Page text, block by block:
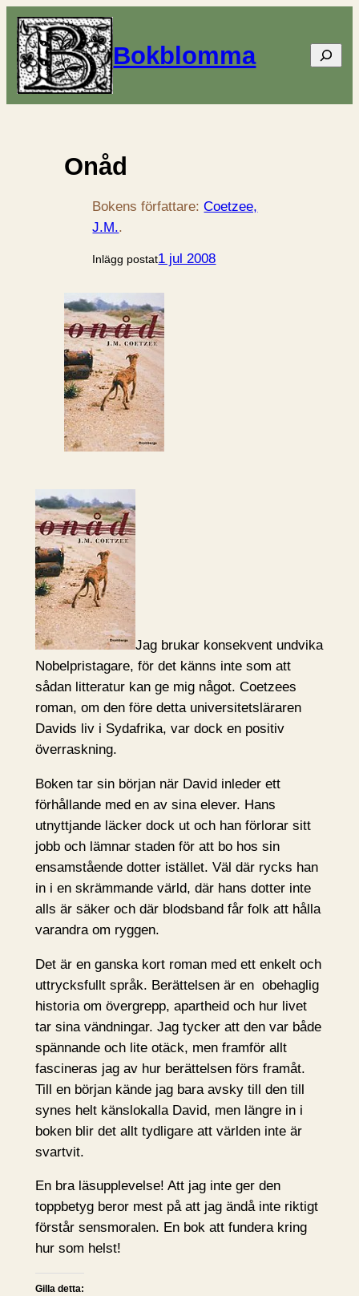
Bokblomma Sök
Onåd
Bokens författare:Coetzee,
J.M..
Inlägg postat1 jul 2008
Jag brukar konsekvent undvika
Nobelpristagare, för det känns inte som att
sådan litteratur kan ge mig något. Coetzees
roman, om den före detta universitetsläraren
Davids liv i Sydafrika, var dock en positiv
överraskning.
Boken tar sin början när David inleder ett
förhållande med en av sina elever. Hans
utnyttjande läcker dock ut och han förlorar sitt
jobb och lämnar staden för att bo hos sin
ensamstående dotter istället. Väl där rycks han
in i en skrämmande värld, där hans dotter inte
alls är säker och där blodsband får folk att hålla
varandra om ryggen.
Det är en ganska kort roman med ett enkelt och
uttrycksfullt språk. Berättelsen är en obehaglig
historia om övergrepp, apartheid och hur livet
tar sina vändningar. Jag tycker att den var både
spännande och lite otäck, men framför allt
fascineras jag av hur berättelsen förs framåt.
Till en början kände jag bara avsky till den till
synes helt känslokalla David, men längre in i
boken blir det allt tydligare att världen inte är
svartvit.
En bra läsupplevelse! Att jag inte ger den
toppbetyg beror mest på att jag ändå inte riktigt
förstår sensmoralen. En bok att fundera kring
hur som helst!
Gilla detta: